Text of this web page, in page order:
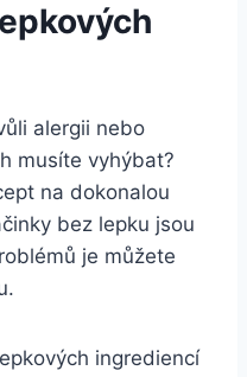
alergii nebo
musíte vyhýbat?
na dokonalou
bez lepku jsou
je můžete
ingrediencí